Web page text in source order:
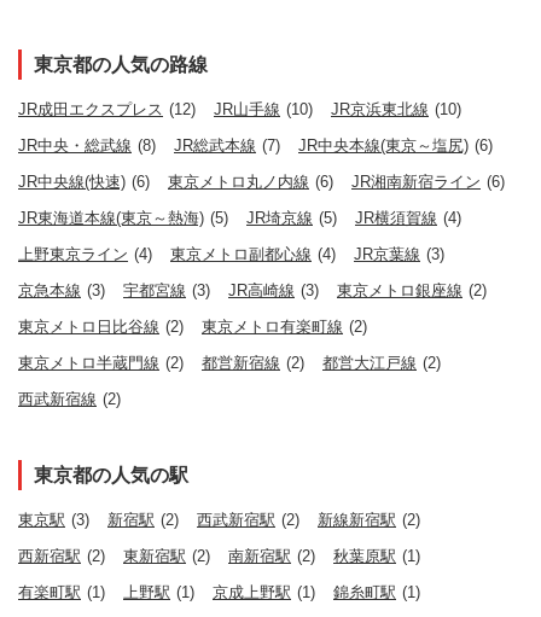
東京都の人気の路線
JR成田エクスプレス (12) JR山手線 (10) JR京浜東北線 (10)
JR中央・総武線 (8) JR総武本線 (7) JR中央本線(東京～塩尻) (6)
JR中央線(快速) (6) 東京メトロ丸ノ内線 (6) JR湘南新宿ライン (6)
JR東海道本線(東京～熱海) (5) JR埼京線 (5) JR横須賀線 (4)
上野東京ライン (4) 東京メトロ副都心線 (4) JR京葉線 (3)
京急本線 (3) 宇都宮線 (3) JR高崎線 (3) 東京メトロ銀座線 (2)
東京メトロ日比谷線 (2) 東京メトロ有楽町線 (2)
東京メトロ半蔵門線 (2) 都営新宿線 (2) 都営大江戸線 (2)
西武新宿線 (2)
東京都の人気の駅
東京駅 (3) 新宿駅 (2) 西武新宿駅 (2) 新線新宿駅 (2)
西新宿駅 (2) 東新宿駅 (2) 南新宿駅 (2) 秋葉原駅 (1)
有楽町駅 (1) 上野駅 (1) 京成上野駅 (1) 錦糸町駅 (1)